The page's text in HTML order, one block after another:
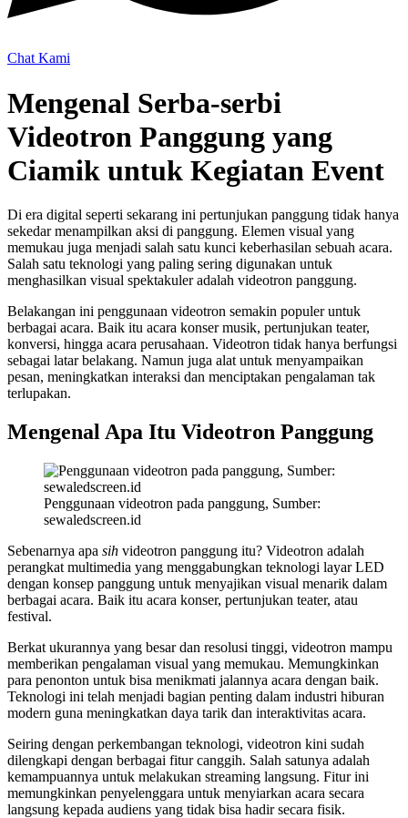
Chat Kami
Mengenal Serba-serbi
Videotron Panggung yang
Ciamik untuk Kegiatan Event
Di era digital seperti sekarang ini pertunjukan panggung tidak hanya
sekedar menampilkan aksi di panggung. Elemen visual yang
memukau juga menjadi salah satu kunci keberhasilan sebuah acara.
Salah satu teknologi yang paling sering digunakan untuk
menghasilkan visual spektakuler adalah videotron panggung.
Belakangan ini penggunaan videotron semakin populer untuk
berbagai acara. Baik itu acara konser musik, pertunjukan teater,
konversi, hingga acara perusahaan. Videotron tidak hanya berfungsi
sebagai latar belakang. Namun juga alat untuk menyampaikan
pesan, meningkatkan interaksi dan menciptakan pengalaman tak
terlupakan.
Mengenal Apa Itu Videotron Panggung
Penggunaan videotron pada panggung, Sumber:
sewaledscreen.id
Sebenarnya apa sih videotron panggung itu? Videotron adalah
perangkat multimedia yang menggabungkan teknologi layar LED
dengan konsep panggung untuk menyajikan visual menarik dalam
berbagai acara. Baik itu acara konser, pertunjukan teater, atau
festival.
Berkat ukurannya yang besar dan resolusi tinggi, videotron mampu
memberikan pengalaman visual yang memukau. Memungkinkan
para penonton untuk bisa menikmati jalannya acara dengan baik.
Teknologi ini telah menjadi bagian penting dalam industri hiburan
modern guna meningkatkan daya tarik dan interaktivitas acara.
Seiring dengan perkembangan teknologi, videotron kini sudah
dilengkapi dengan berbagai fitur canggih. Salah satunya adalah
kemampuannya untuk melakukan streaming langsung. Fitur ini
memungkinkan penyelenggara untuk menyiarkan acara secara
langsung kepada audiens yang tidak bisa hadir secara fisik.